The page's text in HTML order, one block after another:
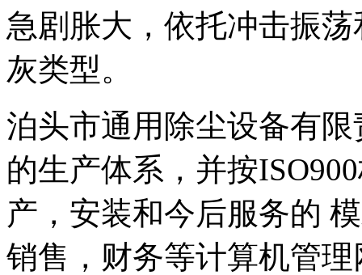
急剧胀大，依托冲击振
灰类型。
泊头市通用除尘设备有
的生产体系，并按
产，安装和今后服务的
销售，财务等计算机管